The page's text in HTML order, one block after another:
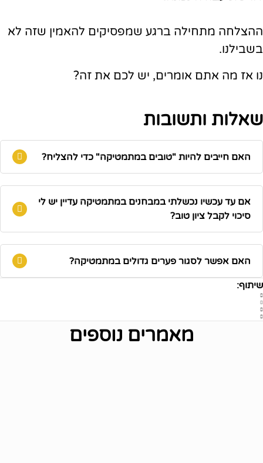
ההצלחה מתחילה ברגע שמפסיקים להאמין שזה לא
בשבילנו.
נו אז מה אתם אומרים, יש לכם את זה?
שאלות ותשובות
האם חייבים להיות "טובים במתמטיקה" כדי להצליח?
אם עד עכשיו נכשלתי במבחנים במתמטיקה עדיין יש לי
סיכוי לקבל ציון טוב?
האם אפשר לסגור פערים גדולים במתמטיקה?
שיתוף:
מאמרים נוספים